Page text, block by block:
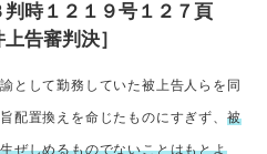
時１２１９号１２７頁
告審判決］
として勤務していた被上告人らを同
配置換えを命じたものにすぎず、 被
ぜしめるものでないことはもとよ